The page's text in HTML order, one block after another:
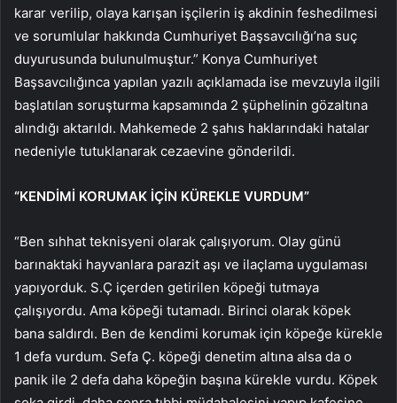
karar verilip, olaya karışan işçilerin iş akdinin feshedilmesi
ve sorumlular hakkında Cumhuriyet Başsavcılığı’na suç
duyurusunda bulunulmuştur.” Konya Cumhuriyet
Başsavcılığınca yapılan yazılı açıklamada ise mevzuyla ilgili
başlatılan soruşturma kapsamında 2 şüphelinin gözaltına
alındığı aktarıldı. Mahkemede 2 şahıs haklarındaki hatalar
nedeniyle tutuklanarak cezaevine gönderildi.
“KENDİMİ KORUMAK İÇİN KÜREKLE VURDUM”
“Ben sıhhat teknisyeni olarak çalışıyorum. Olay günü
barınaktaki hayvanlara parazit aşı ve ilaçlama uygulaması
yapıyorduk. S.Ç içerden getirilen köpeği tutmaya
çalışıyordu. Ama köpeği tutamadı. Birinci olarak köpek
bana saldırdı. Ben de kendimi korumak için köpeğe kürekle
1 defa vurdum. Sefa Ç. köpeği denetim altına alsa da o
panik ile 2 defa daha köpeğin başına kürekle vurdu. Köpek